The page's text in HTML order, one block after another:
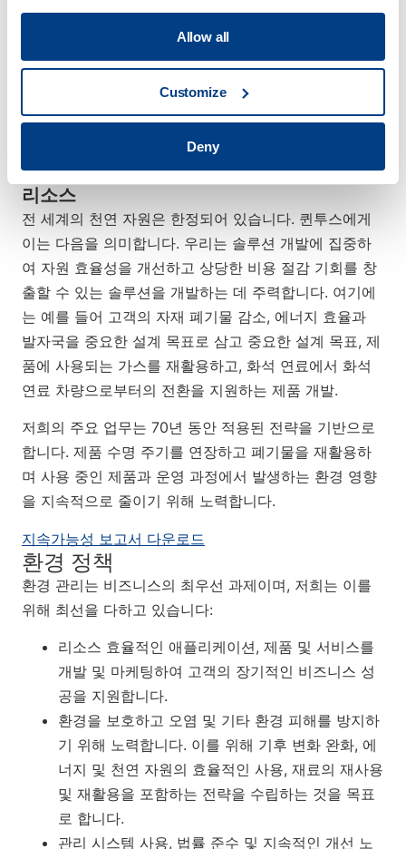
Allow all
Customize
Deny
체 운영 및고객을 대상으로 합니다. 여기에는 다음과 같
은 솔루션이 모두 포함됩니다.공정 단계의 통합, 경량화
를 통한연료 소비 감소, 고성능 부품미래 운송 및 에너
지 솔루션을 위한 고성능 부품, 유지보수 프로그램에서
장비의 수명을 보장합니다.
리소스
전 세계의 천연 자원은 한정되어 있습니다. 퀸투스에게
이는 다음을 의미합니다. 우리는 솔루션 개발에 집중하
여 자원 효율성을 개선하고 상당한 비용 절감 기회를 창
출할 수 있는 솔루션을 개발하는 데 주력합니다. 여기에
는 예를 들어 고객의 자재 폐기물 감소, 에너지 효율과
발자국을 중요한 설계 목표로 삼고 중요한 설계 목표, 제
품에 사용되는 가스를 재활용하고, 화석 연료에서 화석
연료 차량으로부터의 전환을 지원하는 제품 개발.
저희의 주요 업무는 70년 동안 적용된 전략을 기반으로
합니다. 제품 수명 주기를 연장하고 폐기물을 재활용하
며 사용 중인 제품과 운영 과정에서 발생하는 환경 영향
을 지속적으로 줄이기 위해 노력합니다.
지속가능성 보고서 다운로드
환경 정책
환경 관리는 비즈니스의 최우선 과제이며, 저희는 이를
위해 최선을 다하고 있습니다:
리소스 효율적인 애플리케이션, 제품 및 서비스를
개발 및 마케팅하여 고객의 장기적인 비즈니스 성
공을 지원합니다.
환경을 보호하고 오염 및 기타 환경 피해를 방지하
기 위해 노력합니다. 이를 위해 기후 변화 완화, 에
너지 및 천연 자원의 효율적인 사용, 재료의 재사용
및 재활용을 포함하는 전략을 수립하는 것을 목표
로 합니다.
관리 시스템 사용, 법률 준수 및 지속적인 개선 노